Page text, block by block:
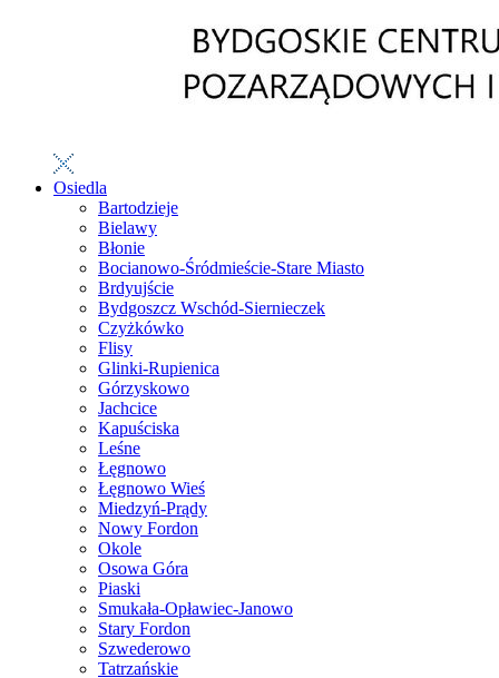
Osiedla
Bartodzieje
Bielawy
Błonie
Bocianowo-Śródmieście-Stare Miasto
Brdyujście
Bydgoszcz Wschód-Siernieczek
Czyżkówko
Flisy
Glinki-Rupienica
Górzyskowo
Jachcice
Kapuściska
Leśne
Łęgnowo
Łęgnowo Wieś
Miedzyń-Prądy
Nowy Fordon
Okole
Osowa Góra
Piaski
Smukała-Opławiec-Janowo
Stary Fordon
Szwederowo
Tatrzańskie